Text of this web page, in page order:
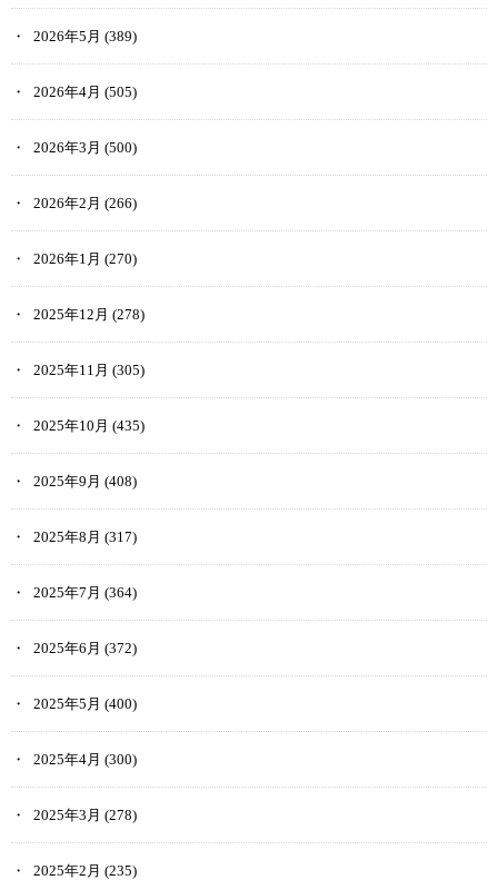
2026年5月 (389)
2026年4月 (505)
2026年3月 (500)
2026年2月 (266)
2026年1月 (270)
2025年12月 (278)
2025年11月 (305)
2025年10月 (435)
2025年9月 (408)
2025年8月 (317)
2025年7月 (364)
2025年6月 (372)
2025年5月 (400)
2025年4月 (300)
2025年3月 (278)
2025年2月 (235)